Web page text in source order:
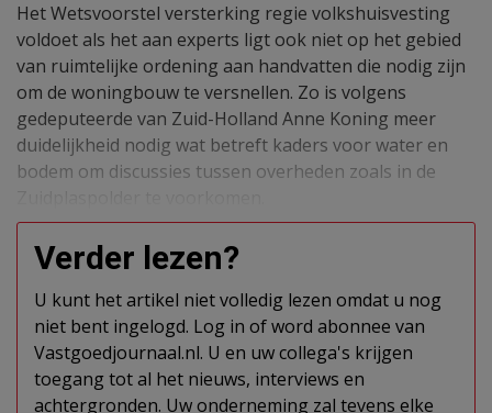
Het Wetsvoorstel versterking regie volkshuisvesting
voldoet als het aan experts ligt ook niet op het gebied
van ruimtelijke ordening aan handvatten die nodig zijn
om de woningbouw te versnellen. Zo is volgens
gedeputeerde van Zuid-Holland Anne Koning meer
duidelijkheid nodig wat betreft kaders voor water en
bodem om discussies tussen overheden zoals in de
Verder lezen?
U kunt het artikel niet volledig lezen omdat u nog
niet bent ingelogd. Log in of word abonnee van
Vastgoedjournaal.nl. U en uw collega's krijgen
toegang tot al het nieuws, interviews en
achtergronden. Uw onderneming zal tevens elke